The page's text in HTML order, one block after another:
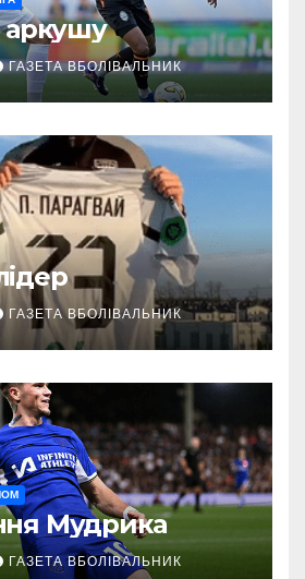
аркушу
ГАЗЕТА ВБОЛІВАЛЬНИК
ГАЗЕТА ВБОЛІВАЛЬНИК
Мудрика
ГАЗЕТА ВБОЛІВАЛЬНИК